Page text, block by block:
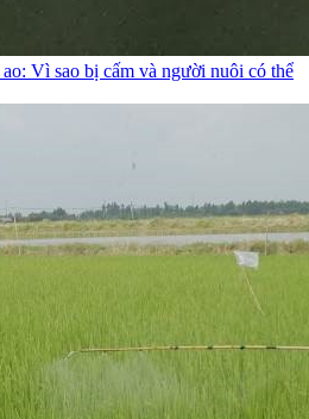
Vì sao bị cấm và người nuôi có thể